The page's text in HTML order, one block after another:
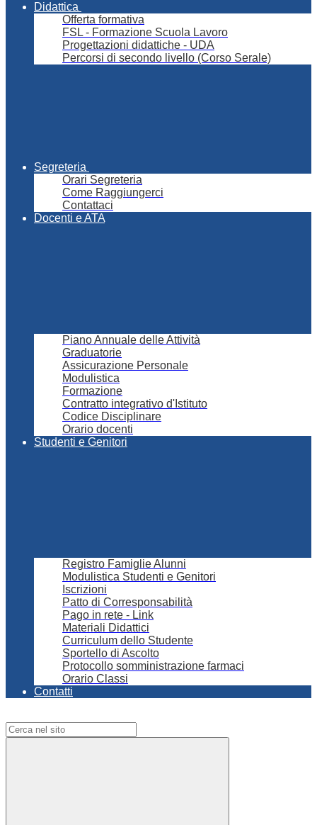
Didattica
Offerta formativa
FSL - Formazione Scuola Lavoro
Progettazioni didattiche - UDA
Percorsi di secondo livello (Corso Serale)
Segreteria
Orari Segreteria
Come Raggiungerci
Contattaci
Docenti e ATA
Piano Annuale delle Attività
Graduatorie
Assicurazione Personale
Modulistica
Formazione
Contratto integrativo d'Istituto
Codice Disciplinare
Orario docenti
Studenti e Genitori
Registro Famiglie Alunni
Modulistica Studenti e Genitori
Iscrizioni
Patto di Corresponsabilità
Pago in rete - Link
Materiali Didattici
Curriculum dello Studente
Sportello di Ascolto
Protocollo somministrazione farmaci
Orario Classi
Contatti